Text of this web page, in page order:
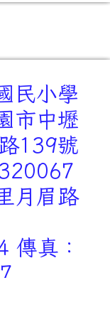
民小學
市中壢
139號
月眉路
傳真：